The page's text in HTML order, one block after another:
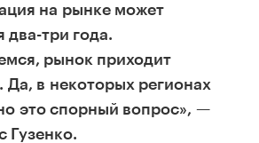
на рынке может
два-три года.
рынок приходит
Да, в некоторых регионах
это спорный вопрос», —
Гузенко.